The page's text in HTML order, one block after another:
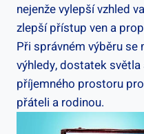
nejenže vylepší vzhled
zlepší přístup ven a
Při správném výběru
výhledy, dostatek
příjemného prostoru
přáteli a rodinou.